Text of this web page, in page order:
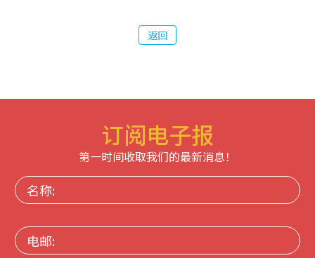
返回
订阅电子报
第一时间收取我们的最新消息！
名
称:
电
邮: